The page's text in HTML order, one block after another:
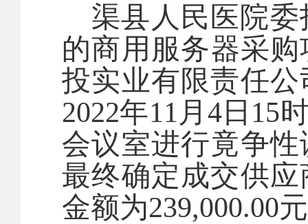
渠县人民医院
的商用服务器采
投实业有限责任
2022年11 月 4日 15
会议室进行竟争
最终确定成交供
金额为239,000.00元